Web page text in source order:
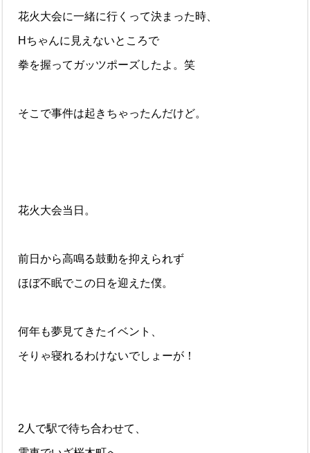
花火大会に一緒に行くって決まった時、
Hちゃんに見えないところで
拳を握ってガッツポーズしたよ。笑
そこで事件は起きちゃったんだけど。
花火大会当日。
前日から高鳴る鼓動を抑えられず
ほぼ不眠でこの日を迎えた僕。
何年も夢見てきたイベント、
そりゃ寝れるわけないでしょーが！
2人で駅で待ち合わせて、